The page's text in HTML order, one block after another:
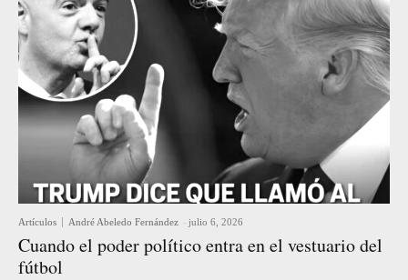
Artículos André Abeledo Fernández - julio 6, 2026
Cuando el poder político entra en el vestuario del
fútbol